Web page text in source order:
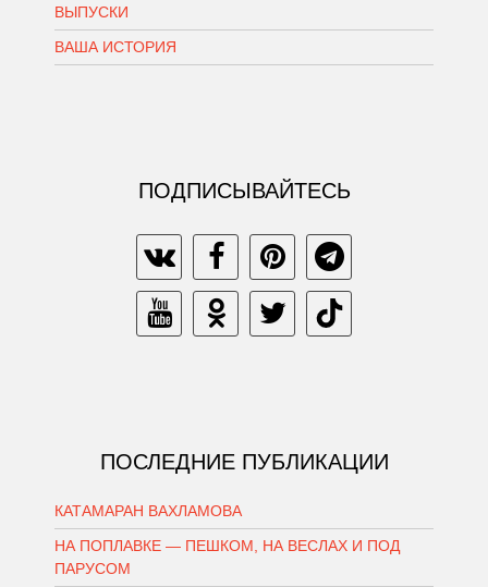
ВЫПУСКИ
ВАША ИСТОРИЯ
ПОДПИСЫВАЙТЕСЬ
ПОСЛЕДНИЕ ПУБЛИКАЦИИ
КАТАМАРАН ВАХЛАМОВА
НА ПОПЛАВКЕ — ПЕШКОМ, НА ВЕСЛАХ И ПОД
ПАРУСОМ